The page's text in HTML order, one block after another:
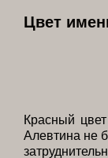
Цвет
Красный
Алевтина не